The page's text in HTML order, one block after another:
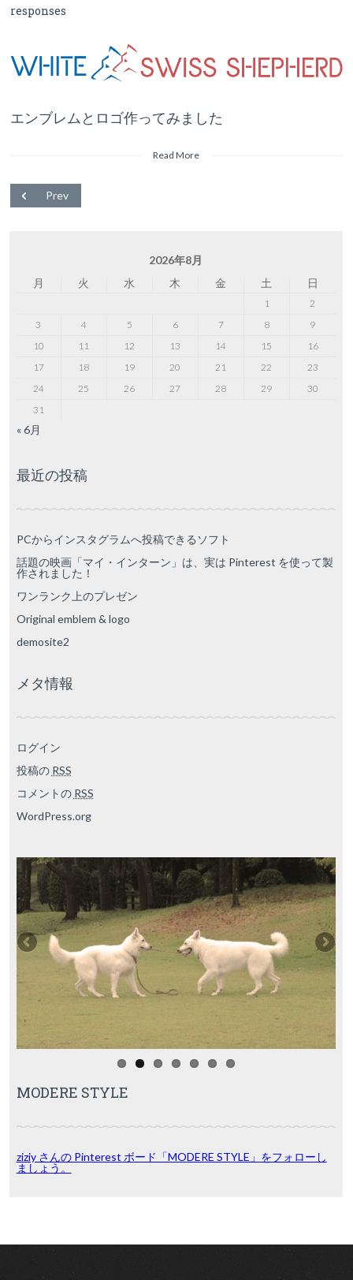
responses
エンブレムとロゴ作ってみました
Read More
Prev
2026年8月
月
火 水 木 金 土 日
« 6月
1
2
3
4 5 6 7 8
9
10
11 12 13 14 15
16
17
18 19 20 21 22
23
24
25 26 27 28 29
30
31
最近の投稿
PCからインスタグラムへ投稿できるソフト
話題の映画「マイ・インターン」は、実は Pinterest を使って製
作されました！
ワンランク上のプレゼン
Original emblem & logo
demosite2
メタ情報
ログイン
投稿の RSS
コメントの RSS
WordPress.org
MODERE STYLE
ziziy さんの Pinterest ボード「MODERE STYLE」をフォローし
ましょう。